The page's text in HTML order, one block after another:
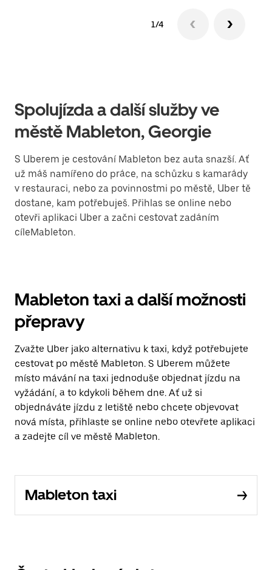
1/4
Spolujízda a další služby ve
městě Mableton, Georgie
S Uberem je cestování Mableton bez auta snazší. Ať
už máš namířeno do práce, na schůzku s kamarády
v restauraci, nebo za povinnostmi po městě, Uber tě
dostane, kam potřebuješ. Přihlas se online nebo
otevři aplikaci Uber a začni cestovat zadáním
cíleMableton.
Mableton taxi a další možnosti
přepravy
Zvažte Uber jako alternativu k taxi, když potřebujete
cestovat po městě Mableton. S Uberem můžete
místo mávání na taxi jednoduše objednat jízdu na
vyžádání, a to kdykoli během dne. Ať už si
objednáváte jízdu z letiště nebo chcete objevovat
nová místa, přihlaste se online nebo otevřete aplikaci
a zadejte cíl ve městě Mableton.
Mableton taxi